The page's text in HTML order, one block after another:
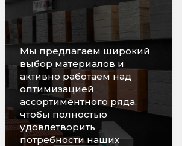
Мы предлагаем широкий
выбор материалов и
активно работаем над
оптимизацией
ассортиментного ряда,
чтобы полностью
удовлетворить
потребности наших